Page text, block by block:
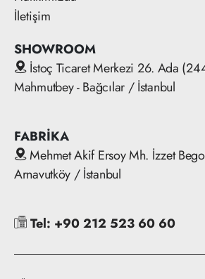
İletişim
SHOWROOM
İstoç Ticaret Merkezi 26. Ada
Mahmutbey - Bağcılar / İstanbul
FABRİKA
Mehmet Akif Ersoy Mh. İzzet
Arnavutköy / İstanbul
Tel: +90 212 523 60 60